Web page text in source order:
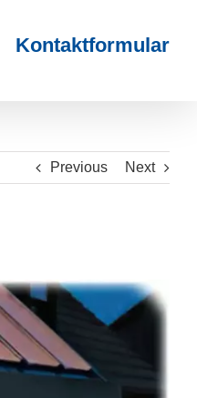
Kontaktformular
Previous Next